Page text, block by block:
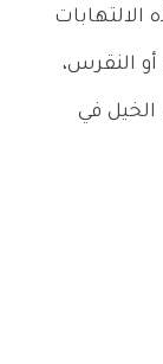
النقرس،
في